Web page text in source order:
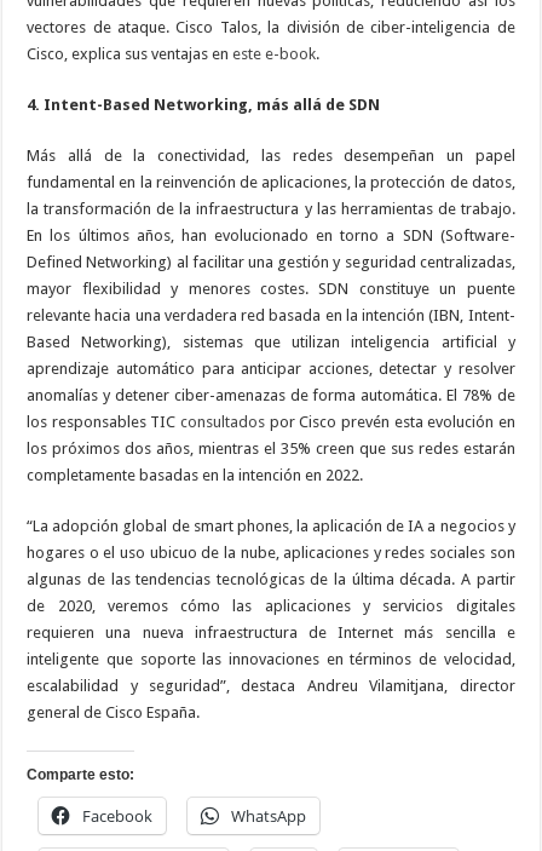
vectores de ataque. Cisco Talos, la división de ciber-inteligencia de
Cisco, explica sus ventajas eneste e-book.
4. Intent-Based Networking, más allá de SDN
Más allá de la conectividad, las redes desempeñan un papel
fundamental en la reinvención de aplicaciones, la protección de datos,
la transformación de la infraestructura y las herramientas de trabajo.
En los últimos años, han evolucionado en torno a SDN (Software-
Defined Networking) al facilitar una gestión y seguridad centralizadas,
mayor flexibilidad y menores costes. SDN constituye un puente
relevante hacia una verdadera red basada en la intención (IBN, Intent-
Based Networking), sistemas que utilizan inteligencia artificial y
aprendizaje automático para anticipar acciones, detectar y resolver
anomalías y detener ciber-amenazas de forma automática. El 78% de
los responsables TICconsultados por Cisco prevén esta evolución en
los próximos dos años, mientras el 35% creen que sus redes estarán
completamente basadas en la intención en 2022.
“La adopción global de smart phones, la aplicación de IA a negocios y
hogares o el uso ubicuo de la nube, aplicaciones y redes sociales son
algunas de las tendencias tecnológicas de la última década. A partir
de 2020, veremos cómo las aplicaciones y servicios digitales
requieren una nueva infraestructura de Internet más sencilla e
inteligente que soporte las innovaciones en términos de velocidad,
escalabilidad y seguridad”, destaca Andreu Vilamitjana, director
general de Cisco España.
Comparte esto:
Facebook WhatsApp